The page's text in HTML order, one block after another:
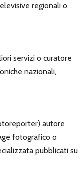
regionali o
servizi o curatore
nazionali,
autore
fotografico o
pubblicati su